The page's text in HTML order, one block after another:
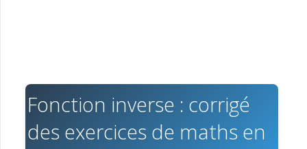
Fonction inverse : corrigé
des exercices de maths en